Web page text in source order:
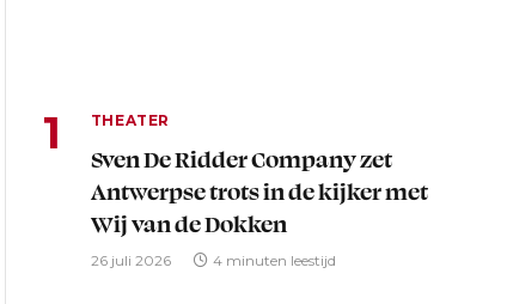
THEATER
Sven De Ridder Company zet
Antwerpse trots in de kijker met
Wij van de Dokken
26 juli 2026 4 minuten leestijd